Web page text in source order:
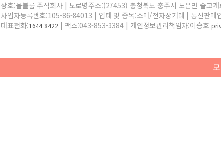
상호:올블룸 주식회사 | 도로명주소:(27453) 충청북도 충주시 노은면 솔고
사업자등록번호:105-86-84013 | 업태 및 종목:소매/전자상거래 | 통신판매
대표전화:1644-8422 | 팩스:043-853-3384 | 개인정보관리책임자:이승호